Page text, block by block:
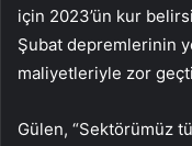
için 2023’ün kur
Şubat depremlerinin
maliyetleriyle zor
Gülen, “Sektörümüz